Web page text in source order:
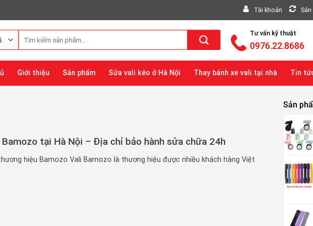
Tài khoản
Tìm
kiếm:
Tư vấn kỹ thuật
0976.22.8686
Giới thiệu Sản phẩm Sửa vali kéo ở Hà Nội Thay bánh xe vali tại nhà Tin
tại Hà Nội – Địa chỉ bảo hành sửa chữa 24h
hiệu Bamozo Vali Bamozo là thương hiệu được nhiều khách hàng Việt
Sản